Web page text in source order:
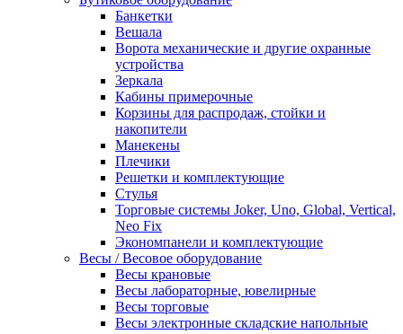
Банкетки
Вешала
Ворота механические и другие охранные
устройства
Зеркала
Кабины примерочные
Корзины для распродаж, стойки и
накопители
Манекены
Плечики
Решетки и комплектующие
Стулья
Торговые системы Joker, Uno, Global, Vertical,
Neo Fix
Экономпанели и комплектующие
Весы / Весовое оборудование
Весы крановые
Весы лабораторные, ювелирные
Весы торговые
Весы электронные складские напольные